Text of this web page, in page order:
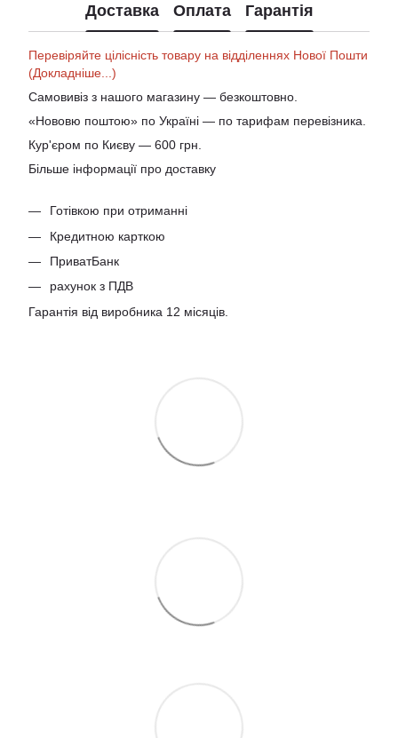
Доставка Оплата Гарантія
Перевіряйте цілісність товару на відділеннях Нової Пошти
(Докладніше...)
Самовивіз з нашого магазину — безкоштовно.
«Нововю поштою» по Україні — по тарифам перевізника.
Кур'єром по Києву — 600 грн.
Більше інформації про доставку
Готівкою при отриманні
Кредитною карткою
ПриватБанк
рахунок з ПДВ
Гарантія від виробника 12 місяців.